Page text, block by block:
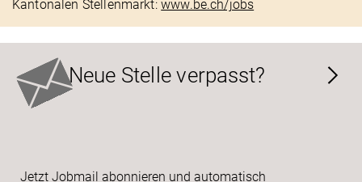
Kantonalen Stellenmarkt:www.be.ch/jobs
Neue Stelle verpasst?
Jetzt Jobmail abonnieren und automatisch